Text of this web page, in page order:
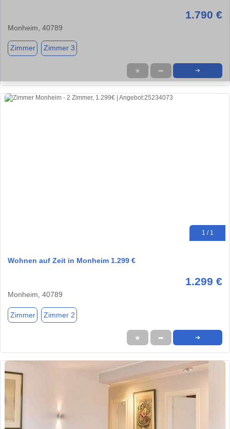
1.790 €
Monheim, 40789
Zimmer Zimmer 3
★ ➦ ➜
1 / 1
Wohnen auf Zeit in Monheim 1.299 €
1.299 €
Monheim, 40789
Zimmer Zimmer 2
★ ➦ ➜